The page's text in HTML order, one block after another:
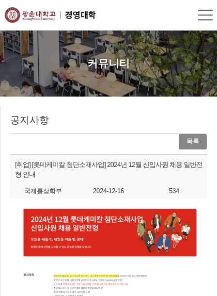
커뮤니티
공지사항
목록
[취업] [롯데케미칼 첨단소재사업] 2024년 12월 신입사원 채용 일반전
형 안내
국제통상학부 2024-12-16 534